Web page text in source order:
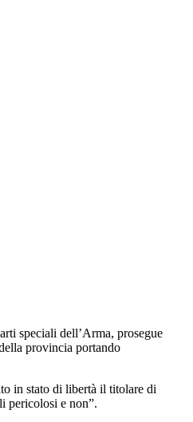
speciali dell’Arma, prosegue
provincia portando
in stato di libertà il titolare di
pericolosi e non”.